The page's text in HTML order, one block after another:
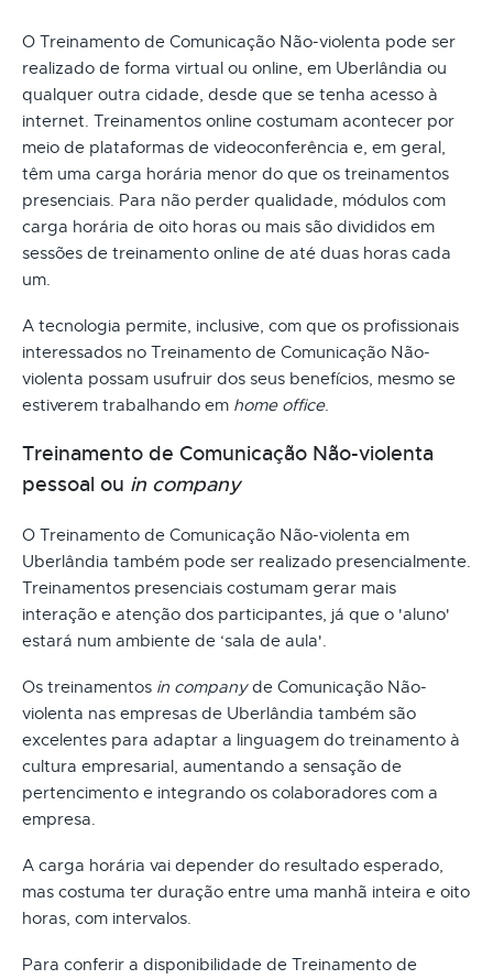
O Treinamento de Comunicação Não-violenta pode ser
realizado de forma virtual ou online, em Uberlândia ou
qualquer outra cidade, desde que se tenha acesso à
internet. Treinamentos online costumam acontecer por
meio de plataformas de videoconferência e, em geral,
têm uma carga horária menor do que os treinamentos
presenciais. Para não perder qualidade, módulos com
carga horária de oito horas ou mais são divididos em
sessões de treinamento online de até duas horas cada
um.
A tecnologia permite, inclusive, com que os profissionais
interessados no Treinamento de Comunicação Não-
violenta possam usufruir dos seus benefícios, mesmo se
estiverem trabalhando em home office.
Treinamento de Comunicação Não-violenta
pessoal ou in company
O Treinamento de Comunicação Não-violenta em
Uberlândia também pode ser realizado presencialmente.
Treinamentos presenciais costumam gerar mais
interação e atenção dos participantes, já que o 'aluno'
estará num ambiente de ‘sala de aula'.
Os treinamentos in companyde Comunicação Não-
violenta nas empresas de Uberlândia também são
excelentes para adaptar a linguagem do treinamento à
cultura empresarial, aumentando a sensação de
pertencimento e integrando os colaboradores com a
empresa.
A carga horária vai depender do resultado esperado,
mas costuma ter duração entre uma manhã inteira e oito
horas, com intervalos.
Para conferir a disponibilidade de Treinamento de